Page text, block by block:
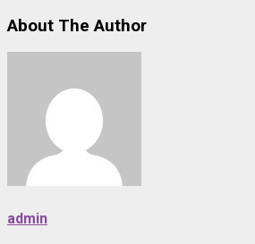
About The Author
admin